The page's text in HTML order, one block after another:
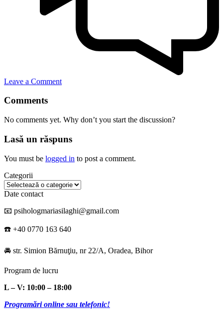
Leave a Comment
Comments
No comments yet. Why don’t you start the discussion?
Lasă un răspuns
You must be logged in to post a comment.
Categorii
Categorii
Date contact
📧 psihologmariasilaghi@gmail.com
☎️ +40 0770 163 640
🚘 str. Simion Bărnuţiu, nr 22/A, Oradea, Bihor
Program de lucru
L – V: 10:00 – 18:00
Programări online sau telefonic!